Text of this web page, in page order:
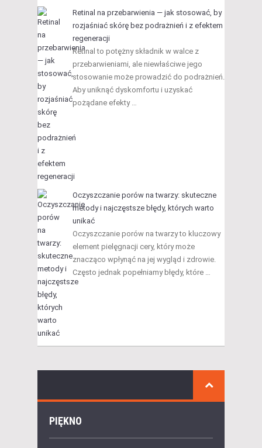
Retinal na przebarwienia — jak stosować, by
rozjaśniać skórę bez podrażnień i z efektem
regeneracji
Retinal to potężny składnik w walce z
przebarwieniami, ale niewłaściwe jego
stosowanie może prowadzić do podrażnień.
Aby uniknąć dyskomfortu i uzyskać
pożądane efekty …
Oczyszczanie porów na twarzy: skuteczne
metody i najczęstsze błędy, których warto
unikać
Oczyszczanie porów na twarzy to kluczowy
element pielęgnacji cery, który może
znacząco wpłynąć na jej wygląd i zdrowie.
Często jednak popełniamy błędy, które …
PIĘKNO